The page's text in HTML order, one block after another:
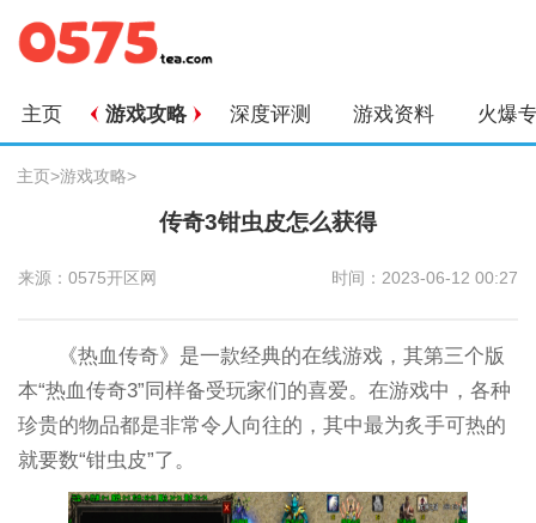
主页 游戏攻略 深度评测 游戏资料 火爆
主页>游戏攻略>
传奇3钳虫皮怎么获得
来源：0575开区网 时间：2023-06-12 00:27
《热血传奇》是一款经典的在线游戏，其第三个版
本“热血传奇3”同样备受玩家们的喜爱。在游戏中，各种
珍贵的物品都是非常令人向往的，其中最为炙手可热的
就要数“钳虫皮”了。